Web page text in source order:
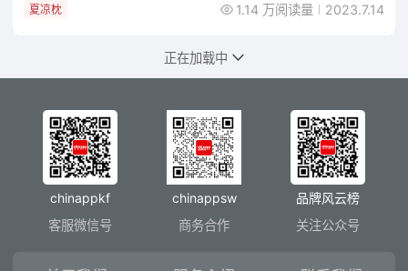
夏凉枕 1.14 万阅读量 2023.7.14
床垫怎么挑选
1.舒适感：床垫的舒适度是最重要的因素之一。你需要考虑
到你的身体健康和睡眠质量。选择一款适合你身体的床垫，
它能够提供良好的支撑和姿势平衡，防止身体某一部分萎缩
而引起背痛和腰痛。2.材料：床垫的材质会影
冰床垫 5444 阅读量 2023.7.10
玻璃胶用于哪些地方